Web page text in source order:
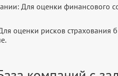
Для оценки финансового
оценки рисков страхования